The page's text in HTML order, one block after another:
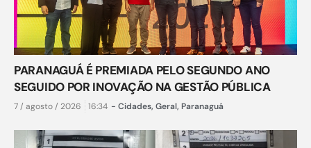
PARANAGUÁ É PREMIADA PELO SEGUNDO ANO
SEGUIDO POR INOVAÇÃO NA GESTÃO PÚBLICA
7 / agosto / 2026 16:34 - Cidades, Geral, Paranaguá